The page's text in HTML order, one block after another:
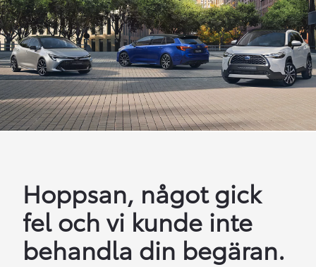
Hoppsan, något gick
fel och vi kunde inte
behandla din begäran.